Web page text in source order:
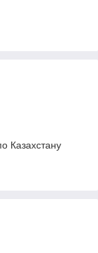
Казахстану